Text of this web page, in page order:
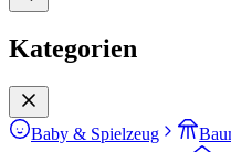
Kategorien
Baby & Spielzeug